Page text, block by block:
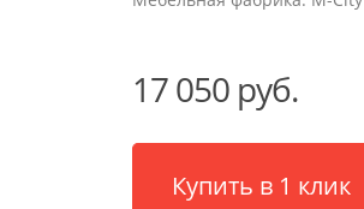
17 050 руб.
Купить в 1 клик